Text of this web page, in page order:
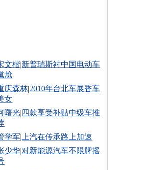
文楷|新普瑞斯衬中国电动车
尬
庆森林|2010年台北车展香车
女
曙光| 四款享受补贴中级车推
学军| 上汽在传承路上加速
少华|对新能源汽车不限牌摇